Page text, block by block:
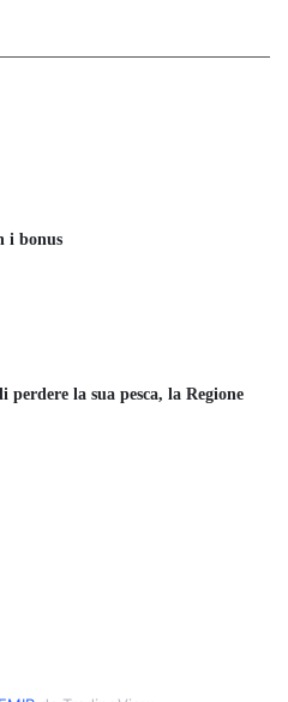
i bonus
la sua pesca, la Regione